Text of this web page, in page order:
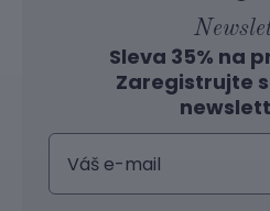
Sleva 35% na
Zaregistrujte